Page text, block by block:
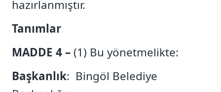
hazırlanmıştır.
Tanımlar
MADDE 4 – (1) Bu yönetmelikte:
Başkanlık: Bingöl Belediye